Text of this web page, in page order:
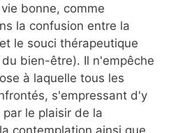
bonne, comme
la confusion entre la
le souci thérapeutique
bien-être). Il n'empêche
à laquelle tous les
s'empressant d'y
le plaisir de la
contemplation ainsi que